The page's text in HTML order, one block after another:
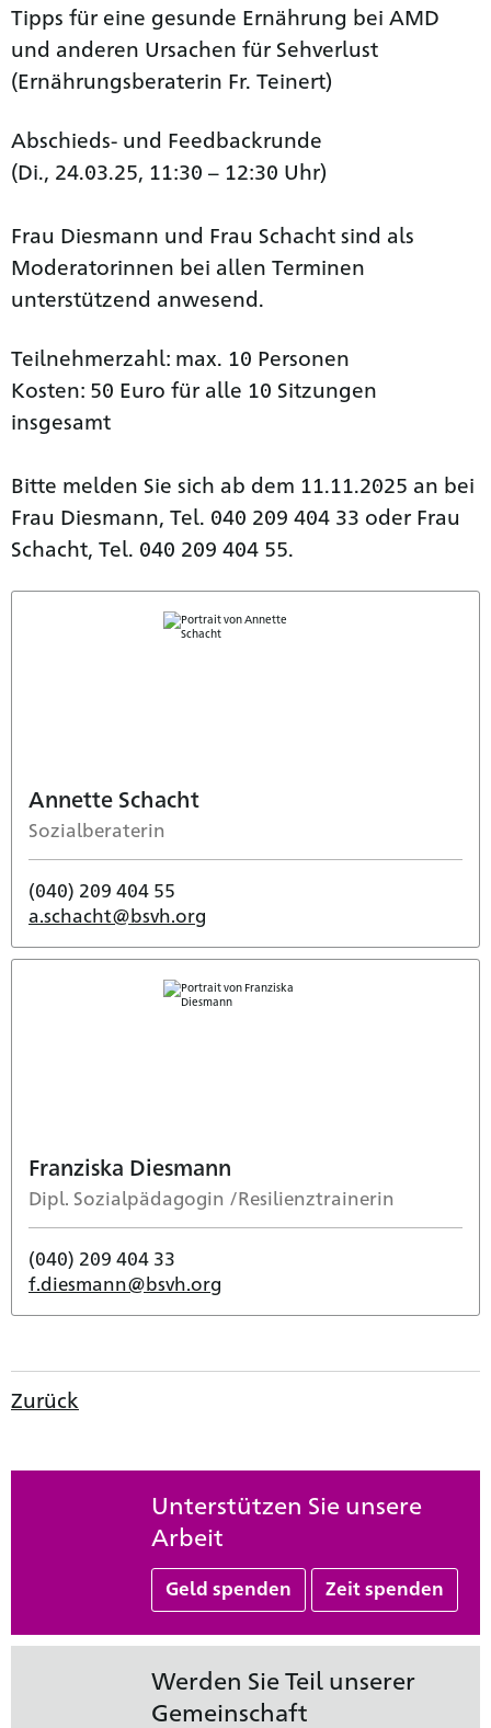
Tipps für eine gesunde Ernährung bei AMD
und anderen Ursachen für Sehverlust
(Ernährungsberaterin Fr. Teinert)
Abschieds- und Feedbackrunde
(Di., 24.03.25, 11:30 – 12:30 Uhr)
Frau Diesmann und Frau Schacht sind als
Moderatorinnen bei allen Terminen
unterstützend anwesend.
Teilnehmerzahl: max. 10 Personen
Kosten: 50 Euro für alle 10 Sitzungen
insgesamt
Bitte melden Sie sich ab dem 11.11.2025 an bei
Frau Diesmann, Tel. 040 209 404 33 oder Frau
Schacht, Tel. 040 209 404 55.
Annette Schacht
Sozialberaterin
(040) 209 404 55
a.schacht@bsvh.org
Franziska Diesmann
Dipl. Sozialpädagogin /Resilienztrainerin
(040) 209 404 33
f.diesmann@bsvh.org
Zurück
Unterstützen Sie unsere
Arbeit
Geld spenden Zeit spenden
Werden Sie Teil unserer
Gemeinschaft